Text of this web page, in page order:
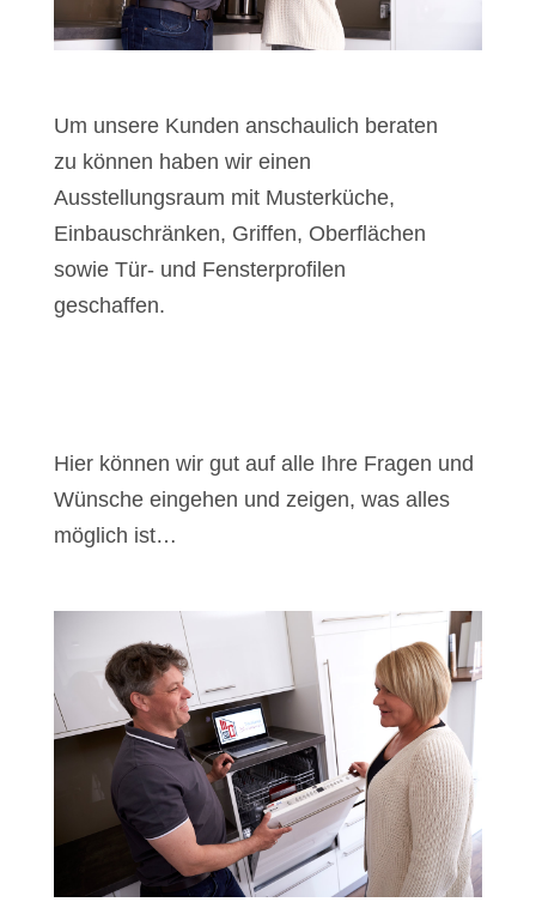
Um unsere Kunden anschaulich beraten
zu können haben wir einen
Ausstellungsraum mit Musterküche,
Einbauschränken, Griffen, Oberflächen
sowie Tür- und Fensterprofilen
geschaffen.
Hier können wir gut auf alle Ihre Fragen und
Wünsche eingehen und zeigen, was alles
möglich ist…